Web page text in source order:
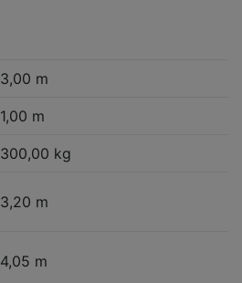
3,00 m
1,00 m
300,00 kg
3,20 m
4,05 m